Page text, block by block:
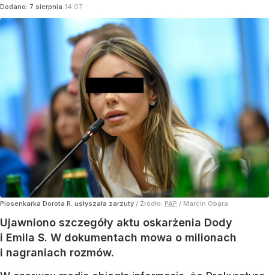
Dodano: 7 sierpnia 14:07
Piosenkarka Dorota R. usłyszała zarzuty / Źródło: PAP / Marcin Obara
Ujawniono szczegóły aktu oskarżenia Dody
i Emila S. W dokumentach mowa o milionach
i nagraniach rozmów.